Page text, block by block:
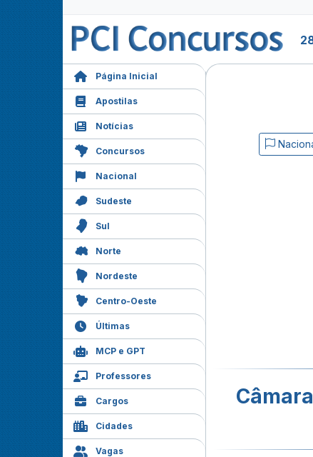
Página Inicial
Apostilas
Notícias
Concursos
Nacional
Sudeste
Sul
Norte
Nordeste
Centro-Oeste
Últimas
MCP e GPT
Professores
Cargos
Cidades
Vagas